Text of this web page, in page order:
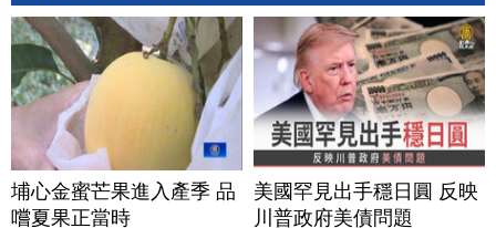
埔心金蜜芒果進入產季 品
嚐夏果正當時
美國罕見出手穩日圓 反映
川普政府美債問題